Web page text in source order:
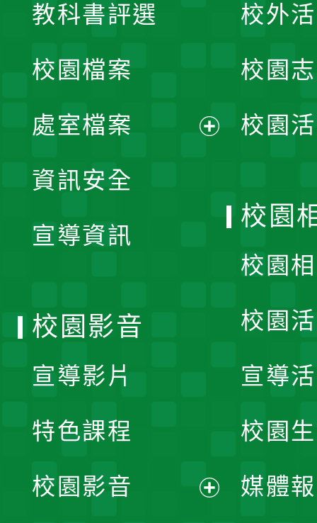
單
教科書評選
校園檔案
處室檔案
資訊安全
宣導資訊
校外
校園
校園
校園
校園
校園
宣導
校園
媒體
校園影音
宣導影片
特色課程
校園影音